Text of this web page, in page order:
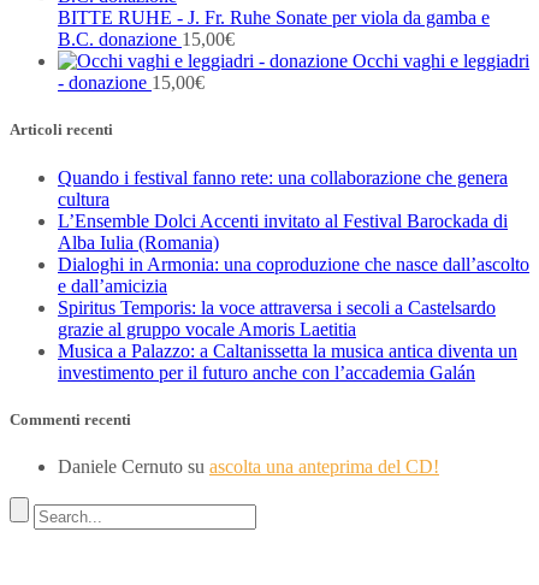
BITTE RUHE - J. Fr. Ruhe Sonate per viola da gamba e
B.C. donazione 15,00€
Occhi vaghi e leggiadri
- donazione 15,00€
Articoli recenti
Quando i festival fanno rete: una collaborazione che genera
cultura
L’Ensemble Dolci Accenti invitato al Festival Barockada di
Alba Iulia (Romania)
Dialoghi in Armonia: una coproduzione che nasce dall’ascolto
e dall’amicizia
Spiritus Temporis: la voce attraversa i secoli a Castelsardo
grazie al gruppo vocale Amoris Laetitia
Musica a Palazzo: a Caltanissetta la musica antica diventa un
investimento per il futuro anche con l’accademia Galán
Commenti recenti
Daniele Cernuto su ascolta una anteprima del CD!